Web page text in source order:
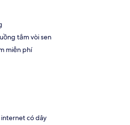
tắm vòi sen
miễn phí
có dây